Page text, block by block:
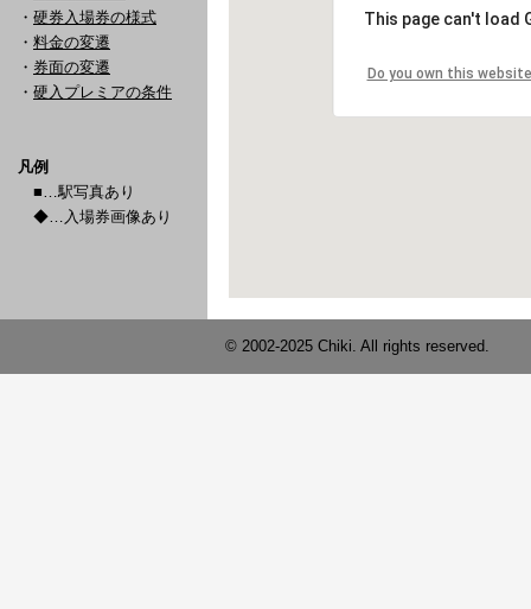
・ 硬券入場券の様式
・ 料金の変遷
・ 券面の変遷
・ 硬入プレミアの条件
凡例
■…駅写真あり
◆…入場券画像あり
© 2002-2025 Chiki. All rights reserved.